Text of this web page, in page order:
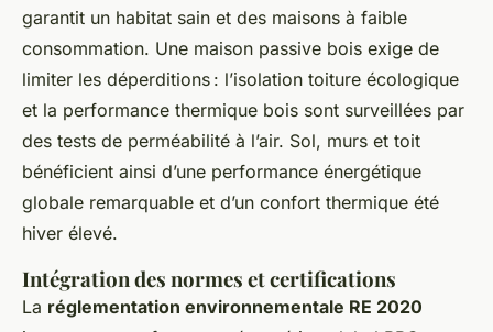
garantit un habitat sain et des maisons à faible
consommation. Une maison passive bois exige de
limiter les déperditions : l’isolation toiture écologique
et la performance thermique bois sont surveillées par
des tests de perméabilité à l’air. Sol, murs et toit
bénéficient ainsi d’une performance énergétique
globale remarquable et d’un confort thermique été
hiver élevé.
Intégration des normes et certifications
La réglementation environnementale RE 2020